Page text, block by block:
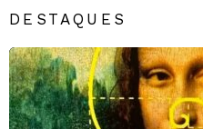
DESTAQUES